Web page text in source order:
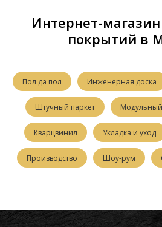
Интернет-
покрытий в
Пол да пол Инженерная доска
Штучный паркет
Кварцвинил Укладка и уход
Производство Шоу-рум